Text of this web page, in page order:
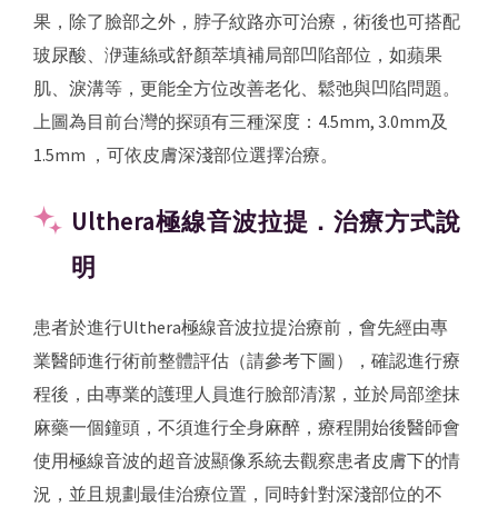
果，除了臉部之外，脖子紋路亦可治療，術後也可搭配
玻尿酸、洢蓮絲或舒顏萃填補局部凹陷部位，如蘋果
肌、淚溝等，更能全方位改善老化、鬆弛與凹陷問題。
上圖為目前台灣的探頭有三種深度：4.5mm, 3.0mm及
1.5mm ，可依皮膚深淺部位選擇治療。
Ulthera極線音波拉提．治療方式說
明
患者於進行Ulthera極線音波拉提治療前，會先經由專
業醫師進行術前整體評估（請參考下圖），確認進行療
程後，由專業的護理人員進行臉部清潔，並於局部塗抹
麻藥一個鐘頭，不須進行全身麻醉，療程開始後醫師會
使用極線音波的超音波顯像系統去觀察患者皮膚下的情
況，並且規劃最佳治療位置，同時針對深淺部位的不